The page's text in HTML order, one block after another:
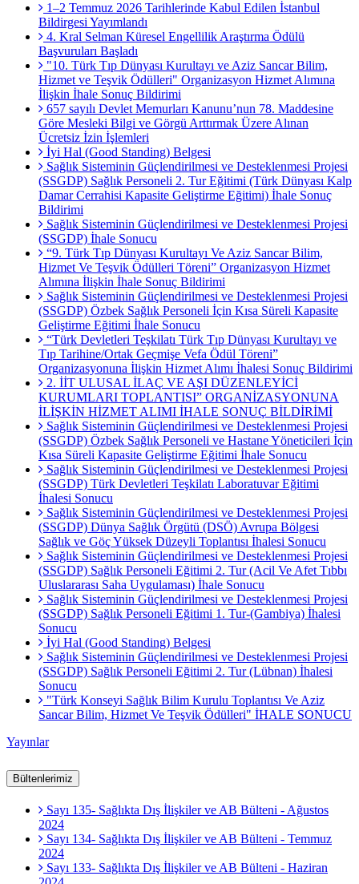
1–2 Temmuz 2026 Tarihlerinde Kabul Edilen İstanbul
Bildirgesi Yayımlandı
4. Kral Selman Küresel Engellilik Araştırma Ödülü
Başvuruları Başladı
"10. Türk Tıp Dünyası Kurultayı ve Aziz Sancar Bilim,
Hizmet ve Teşvik Ödülleri" Organizasyon Hizmet Alımına
İlişkin İhale Sonuç Bildirimi
657 sayılı Devlet Memurları Kanunu’nun 78. Maddesine
Göre Mesleki Bilgi ve Görgü Arttırmak Üzere Alınan
Ücretsiz İzin İşlemleri
İyi Hal (Good Standing) Belgesi
Sağlık Sisteminin Güçlendirilmesi ve Desteklenmesi Projesi
(SSGDP) Sağlık Personeli 2. Tur Eğitimi (Türk Dünyası Kalp
Damar Cerrahisi Kapasite Geliştirme Eğitimi) İhale Sonuç
Bildirimi
Sağlık Sisteminin Güçlendirilmesi ve Desteklenmesi Projesi
(SSGDP) İhale Sonucu
“9. Türk Tıp Dünyası Kurultayı Ve Aziz Sancar Bilim,
Hizmet Ve Teşvik Ödülleri Töreni” Organizasyon Hizmet
Alımına İlişkin İhale Sonuç Bildirimi
Sağlık Sisteminin Güçlendirilmesi ve Desteklenmesi Projesi
(SSGDP) Özbek Sağlık Personeli İçin Kısa Süreli Kapasite
Geliştirme Eğitimi İhale Sonucu
“Türk Devletleri Teşkilatı Türk Tıp Dünyası Kurultayı ve
Tıp Tarihine/Ortak Geçmişe Vefa Ödül Töreni”
Organizasyonuna İlişkin Hizmet Alımı İhalesi Sonuç Bildirimi
2. İİT ULUSAL İLAÇ VE AŞI DÜZENLEYİCİ
KURUMLARI TOPLANTISI” ORGANİZASYONUNA
İLİŞKİN HİZMET ALIMI İHALE SONUÇ BİLDİRİMİ
Sağlık Sisteminin Güçlendirilmesi ve Desteklenmesi Projesi
(SSGDP) Özbek Sağlık Personeli ve Hastane Yöneticileri İçin
Kısa Süreli Kapasite Geliştirme Eğitimi İhale Sonucu
Sağlık Sisteminin Güçlendirilmesi ve Desteklenmesi Projesi
(SSGDP) Türk Devletleri Teşkilatı Laboratuvar Eğitimi
İhalesi Sonucu
Sağlık Sisteminin Güçlendirilmesi ve Desteklenmesi Projesi
(SSGDP) Dünya Sağlık Örgütü (DSÖ) Avrupa Bölgesi
Sağlık ve Göç Yüksek Düzeyli Toplantısı İhalesi Sonucu
Sağlık Sisteminin Güçlendirilmesi ve Desteklenmesi Projesi
(SSGDP) Sağlık Personeli Eğitimi 2. Tur (Acil Ve Afet Tıbbı
Uluslararası Saha Uygulaması) İhale Sonucu
Sağlık Sisteminin Güçlendirilmesi ve Desteklenmesi Projesi
(SSGDP) Sağlık Personeli Eğitimi 1. Tur-(Gambiya) İhalesi
Sonucu
İyi Hal (Good Standing) Belgesi
Sağlık Sisteminin Güçlendirilmesi ve Desteklenmesi Projesi
(SSGDP) Sağlık Personeli Eğitimi 2. Tur (Lübnan) İhalesi
Sonucu
"Türk Konseyi Sağlık Bilim Kurulu Toplantısı Ve Aziz
Sancar Bilim, Hizmet Ve Teşvik Ödülleri" İHALE SONUCU
Yayınlar
Bültenlerimiz
Sayı 135- Sağlıkta Dış İlişkiler ve AB Bülteni - Ağustos
2024
Sayı 134- Sağlıkta Dış İlişkiler ve AB Bülteni - Temmuz
2024
Sayı 133- Sağlıkta Dış İlişkiler ve AB Bülteni - Haziran